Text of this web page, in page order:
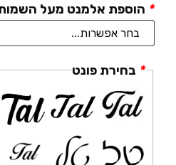
הוספת אלמנט מעל *
בחירת פונט *